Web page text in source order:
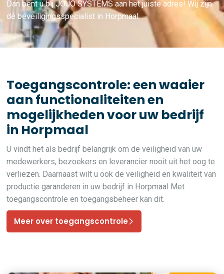
Dan bent u bij JOJO SYSTEMS aan het juiste adres! Wij zijn
dé beveiligingsspecialist in Horpmaal.
Toegangscontrole: een waaier
aan functionaliteiten en
mogelijkheden voor uw bedrijf
in Horpmaal
U vindt het als bedrijf belangrijk om de veiligheid van uw
medewerkers, bezoekers en leverancier nooit uit het oog te
verliezen. Daarnaast wilt u ook de veiligheid en kwaliteit van
productie garanderen in uw bedrijf in Horpmaal Met
toegangscontrole en toegangsbeheer kan dit.
Meer over toegangscontrole